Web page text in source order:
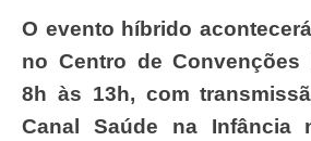
O evento híbrido acontecerá em São Paulo,
no Centro de Convenções
8h às 13h, com
Canal Saúde na Infância